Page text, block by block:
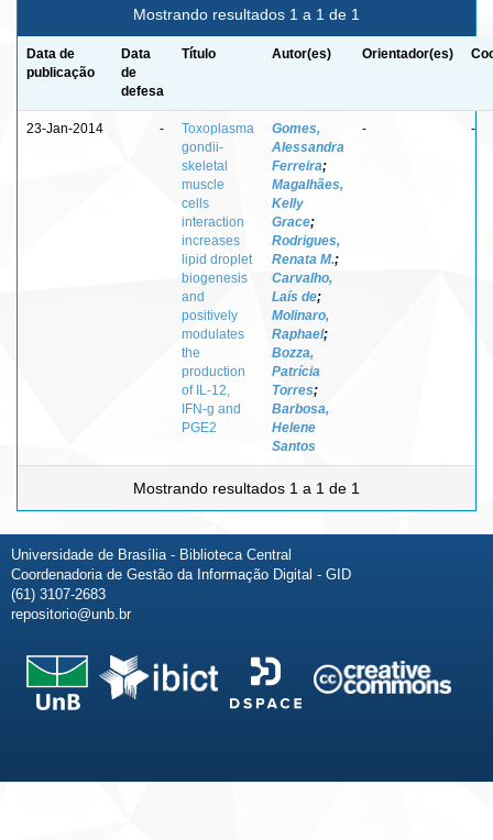
Mostrando resultados 1 a 1 de 1
Data de
publicação
Data
de
defesa
Título Autor(es) Orientador(es)
23-Jan-2014 -
Toxoplasma
gondii-
skeletal
muscle
cells
interaction
increases
lipid droplet
biogenesis
and
positively
modulates
the
production
of IL-12,
IFN-g and
PGE2
Gomes,
Alessandra
Ferreira;
Magalhães,
Kelly
Grace;
Rodrigues,
Renata M.;
Carvalho,
Laís de;
Molinaro,
Raphael;
Bozza,
Patrícia
Torres;
Barbosa,
Helene
Santos
- -
Mostrando resultados 1 a 1 de 1
Universidade de Brasília - Biblioteca Central
Coordenadoria de Gestão da Informação Digital - GID
(61) 3107-2683
repositorio@unb.br